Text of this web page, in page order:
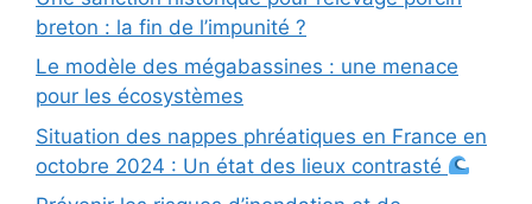
breton : la fin de l’impunité ?
Le modèle des mégabassines : une menace
pour les écosystèmes
Situation des nappes phréatiques en France en
octobre 2024 : Un état des lieux contrasté